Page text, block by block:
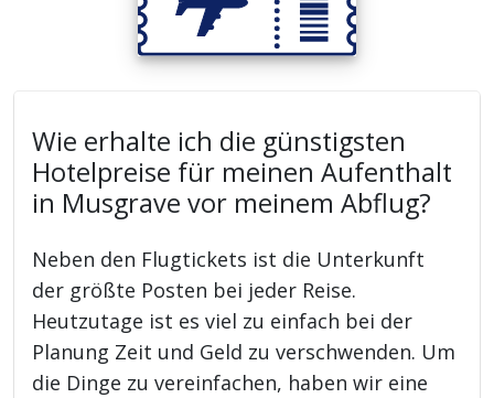
Wie erhalte ich die günstigsten
Hotelpreise für meinen Aufenthalt
in Musgrave vor meinem Abflug?
Neben den Flugtickets ist die Unterkunft
der größte Posten bei jeder Reise.
Heutzutage ist es viel zu einfach bei der
Planung Zeit und Geld zu verschwenden. Um
die Dinge zu vereinfachen, haben wir eine